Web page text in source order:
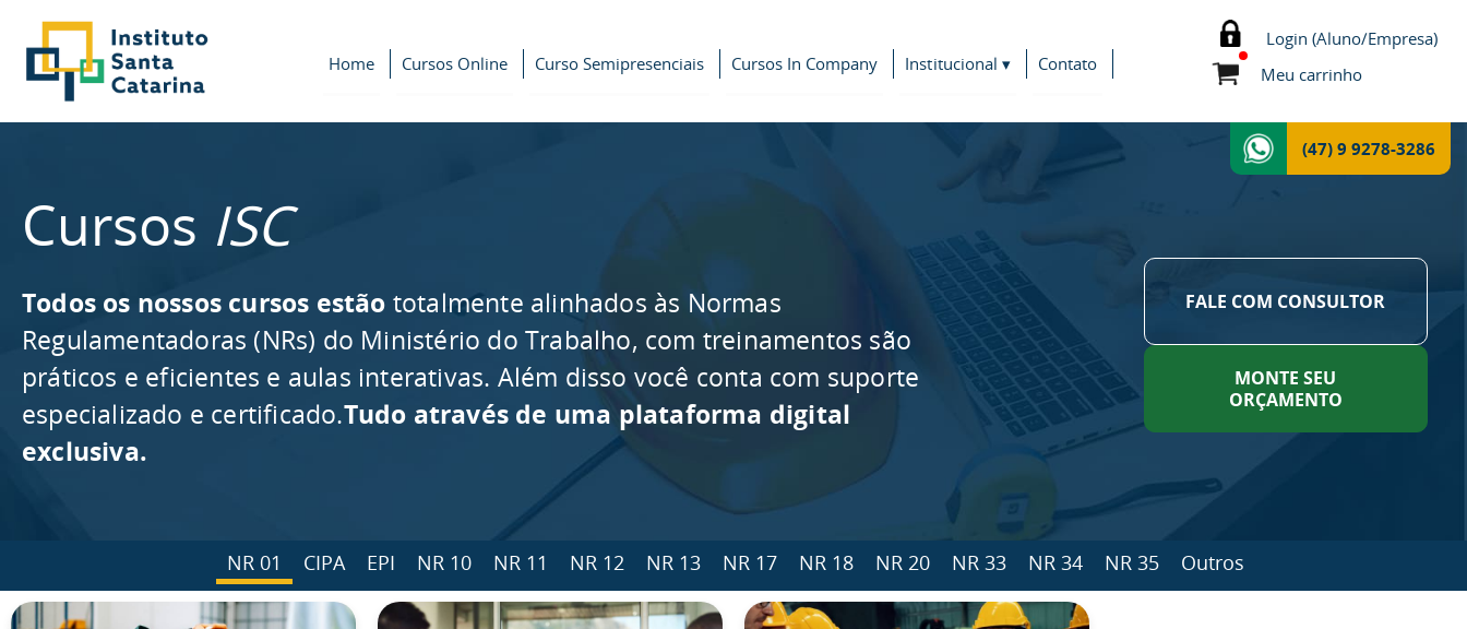
Home Cursos Online Curso Semipresenciais Cursos In Company Institucional ▾ Contato
Login (Aluno/Empresa)
Meu carrinho
(47) 9 9278-3286
Cursos ISC
Todos os nossos cursos estão totalmente alinhados às Normas
Regulamentadoras (NRs) do Ministério do Trabalho, com treinamentos são
práticos e eficientes e aulas interativas. Além disso você conta com suporte
especializado e certificado.Tudo através de uma plataforma digital
exclusiva.
FALE COM CONSULTOR
MONTE SEU
ORÇAMENTO
NR 01 CIPA EPI NR 10 NR 11 NR 12 NR 13 NR 17 NR 18 NR 20 NR 33 NR 34 NR 35 Outros